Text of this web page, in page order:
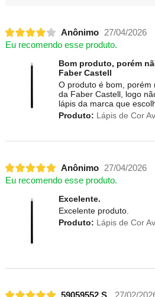
Anônimo
27/04/2026
Eu recomendo esse produto.
Bom produto, porém
Faber Castell
O produto é bom, porém
da Faber Castell, logo
lápis da marca que
Produto: Lápis de Cor
Anônimo
27/04/2026
Eu recomendo esse produto.
Excelente.
Excelente produto.
Produto: Lápis de Cor
59059552 S. 27/02/